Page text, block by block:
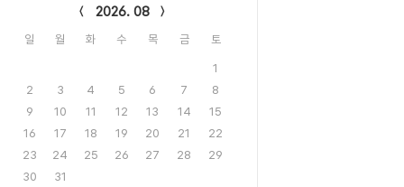
2026. 08
일 월 화 수 목 금 토
1
2
3 4 5 6 7
8
9
10 11 12 13 14
15
16
17 18 19 20 21
22
23
24 25 26 27 28
29
30
31